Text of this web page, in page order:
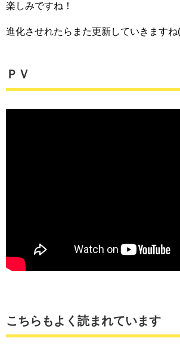
楽しみですね！
進化させれたらまた更新していきます
ＰＶ
こちらもよく読まれています